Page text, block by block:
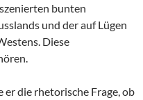
bunten
und der auf Lügen
Diese
er die rhetorische Frage, ob